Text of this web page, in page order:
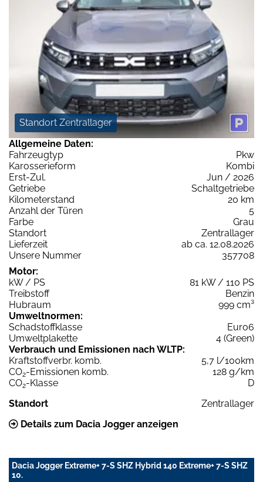
Standort Zentrallager
Allgemeine Daten:
Fahrzeugtyp
Pkw
Karosserieform
Kombi
Erst-Zul.
Jun / 2026
Getriebe
Schaltgetriebe
Kilometerstand
20 km
Anzahl der Türen
5
Farbe
Grau
Standort
Zentrallager
Lieferzeit
ab ca. 12.08.2026
Unsere Nummer
357708
Motor:
kW / PS
81 kW / 110 PS
Treibstoff
Benzin
Hubraum
999 cm³
Umweltnormen:
Schadstoffklasse
Euro6
Umweltplakette
4 (Green)
Verbrauch und Emissionen nach WLTP:
Kraftstoffverbr. komb.
5,7 l/100km
CO2-Emissionen komb.
128 g/km
CO2-Klasse
D
Standort
Zentrallager
Details zum Dacia Jogger anzeigen
Dacia Jogger Extreme+ 7-S SHZ Hybrid 140 Extreme+ 7-S SHZ
10.